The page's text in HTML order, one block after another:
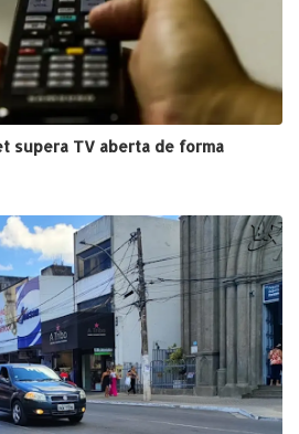
supera TV aberta de forma